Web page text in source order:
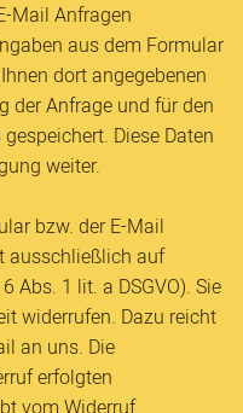
Mail Anfragen
aus dem Formular
dort angegebenen
der Anfrage und für den
Diese Daten
weiter.
bzw. der E-Mail
ausschließlich auf
Abs. 1 lit. a DSGVO). Sie
widerrufen. Dazu reicht
an uns. Die
erfolgten